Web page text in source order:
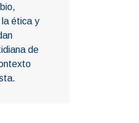
ética y
de